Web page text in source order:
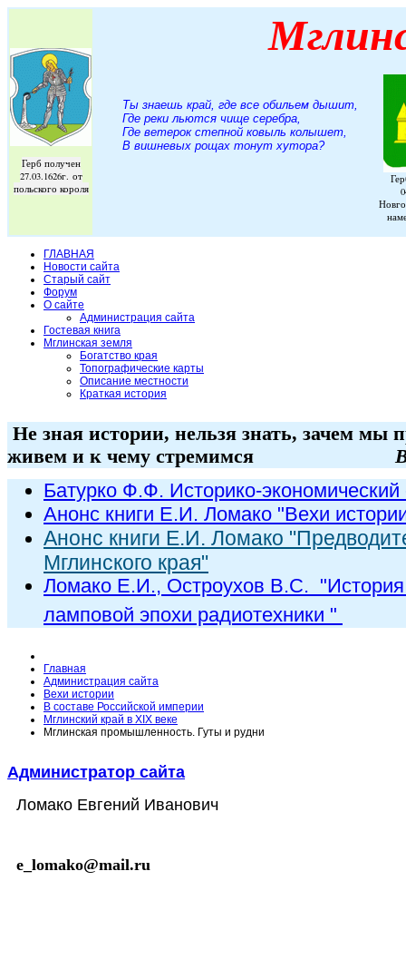
Герб получен
27.03.1626г. от
польского короля
Ты знаешь край, где все обильем дышит,
Где реки льются чище серебра,
Где ветерок степной ковыль колышет,
В вишневых рощах тонут хутора?
ГЛАВНАЯ
Новости сайта
Старый сайт
Форум
О сайте
Администрация сайта
Гостевая книга
Мглинская земля
Богатство края
Топографические карты
Описание местности
Краткая история
Не зная истории, нельзя знать, зачем мы
живем и к чему стремимся
Батурко Ф.Ф. Историко-экономический
Анонс книги Е.И. Ломако "Вехи
Анонс книги Е.И. Ломако
Мглинского края"
Ломако Е.И., Остроухов В.С. "
ламповой эпохи радиотехники "
Главная
Администрация сайта
Вехи истории
В составе Российской империи
Мглинский край в XIX веке
Мглинская промышленность. Гуты и рудни
Администратор сайта
Ломако Евгений Иванович
e_lomako@mail.ru